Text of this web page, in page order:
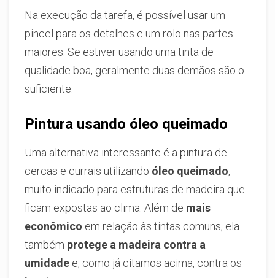
Na execução da tarefa, é possível usar um
pincel para os detalhes e um rolo nas partes
maiores. Se estiver usando uma tinta de
qualidade boa, geralmente duas demãos são o
suficiente.
Pintura usando óleo queimado
Uma alternativa interessante é a pintura de
cercas e currais utilizando óleo queimado,
muito indicado para estruturas de madeira que
ficam expostas ao clima. Além de mais
econômico em relação às tintas comuns, ela
também protege a madeira contra a
umidade e, como já citamos acima, contra os